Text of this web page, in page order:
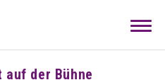
auf der Bühne